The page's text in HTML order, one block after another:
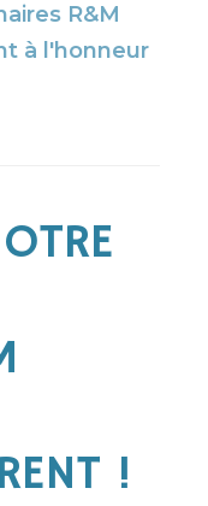
R&M
à l'honneur
!